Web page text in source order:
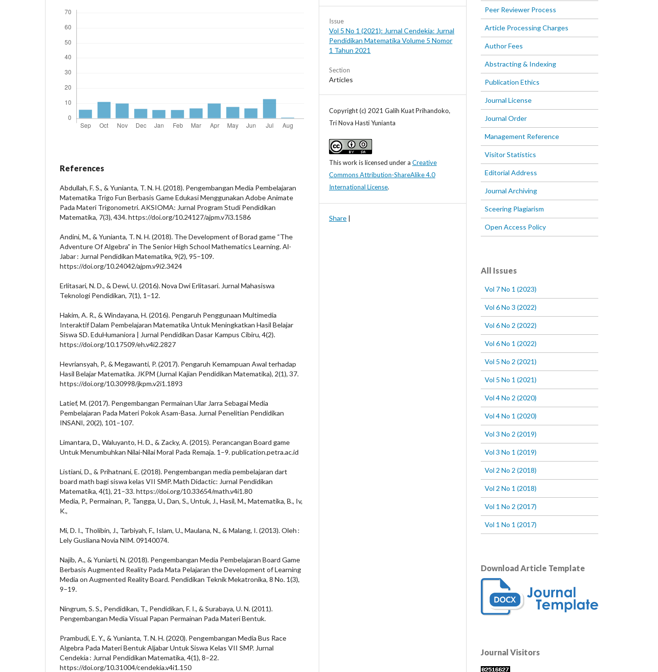
References
Abdullah, F. S., & Yunianta, T. N. H. (2018). Pengembangan Media Pembelajaran
Matematika Trigo Fun Berbasis Game Edukasi Menggunakan Adobe Animate
Pada Materi Trigonometri. AKSIOMA: Jurnal Program Studi Pendidikan
Matematika, 7(3), 434. https://doi.org/10.24127/ajpm.v7i3.1586
Andini, M., & Yunianta, T. N. H. (2018). The Development of Borad game “The
Adventure Of Algebra” in The Senior High School Mathematics Learning. Al-
Jabar : Jurnal Pendidikan Matematika, 9(2), 95–109.
https://doi.org/10.24042/ajpm.v9i2.3424
Erlitasari, N. D., & Dewi, U. (2016). Nova Dwi Erlitasari. Jurnal Mahasiswa
Teknologi Pendidikan, 7(1), 1–12.
Hakim, A. R., & Windayana, H. (2016). Pengaruh Penggunaan Multimedia
Interaktif Dalam Pembelajaran Matematika Untuk Meningkatkan Hasil Belajar
Siswa SD. EduHumaniora | Jurnal Pendidikan Dasar Kampus Cibiru, 4(2).
https://doi.org/10.17509/eh.v4i2.2827
Hevriansyah, P., & Megawanti, P. (2017). Pengaruh Kemampuan Awal terhadap
Hasil Belajar Matematika. JKPM (Jurnal Kajian Pendidikan Matematika), 2(1), 37.
https://doi.org/10.30998/jkpm.v2i1.1893
Latief, M. (2017). Pengembangan Permainan Ular Jarra Sebagai Media
Pembelajaran Pada Materi Pokok Asam-Basa. Jurnal Penelitian Pendidikan
INSANI, 20(2), 101–107.
Limantara, D., Waluyanto, H. D., & Zacky, A. (2015). Perancangan Board game
Untuk Menumbuhkan Nilai-Nilai Moral Pada Remaja. 1–9. publication.petra.ac.id
Listiani, D., & Prihatnani, E. (2018). Pengembangan media pembelajaran dart
board math bagi siswa kelas VII SMP. Math Didactic: Jurnal Pendidikan
Matematika, 4(1), 21–33. https://doi.org/10.33654/math.v4i1.80
Media, P., Permainan, P., Tangga, U., Dan, S., Untuk, J., Hasil, M., Matematika, B., Iv,
K.,
Mi, D. I., Tholibin, J., Tarbiyah, F., Islam, U., Maulana, N., & Malang, I. (2013). Oleh :
Lely Gusliana Novia NIM. 09140074.
Najib, A., & Yuniarti, N. (2018). Pengembangan Media Pembelajaran Board Game
Berbasis Augmented Reality Pada Mata Pelajaran the Development of Learning
Media on Augmented Reality Board. Pendidikan Teknik Mekatronika, 8 No. 1(3),
9–19.
Ningrum, S. S., Pendidikan, T., Pendidikan, F. I., & Surabaya, U. N. (2011).
Pengembangan Media Visual Papan Permainan Pada Materi Bentuk.
Prambudi, E. Y., & Yunianta, T. N. H. (2020). Pengembangan Media Bus Race
Algebra Pada Materi Bentuk Aljabar Untuk Siswa Kelas VII SMP. Jurnal
Cendekia : Jurnal Pendidikan Matematika, 4(1), 8–22.
https://doi.org/10.31004/cendekia.v4i1.150
Issue
Vol 5 No 1 (2021): Jurnal Cendekia: Jurnal
Pendidikan Matematika Volume 5 Nomor
1 Tahun 2021
Section
Articles
Copyright (c) 2021 Galih Kuat Prihandoko,
Tri Nova Hasti Yunianta
This work is licensed under a Creative
Commons Attribution-ShareAlike 4.0
International License.
Share |
Peer Reviewer Process
Article Processing Charges
Author Fees
Abstracting & Indexing
Publication Ethics
Journal License
Journal Order
Management Reference
Visitor Statistics
Editorial Address
Journal Archiving
Sceering Plagiarism
Open Access Policy
All Issues
Vol 7 No 1 (2023)
Vol 6 No 3 (2022)
Vol 6 No 2 (2022)
Vol 6 No 1 (2022)
Vol 5 No 2 (2021)
Vol 5 No 1 (2021)
Vol 4 No 2 (2020)
Vol 4 No 1 (2020)
Vol 3 No 2 (2019)
Vol 3 No 1 (2019)
Vol 2 No 2 (2018)
Vol 2 No 1 (2018)
Vol 1 No 2 (2017)
Vol 1 No 1 (2017)
Download Article Template
Journal Visitors